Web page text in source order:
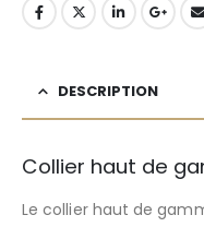
DESCRIPTION
Collier haut de
Le collier haut de